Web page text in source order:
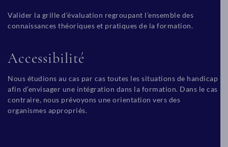
Valider la grille d’évaluation regroupant l’ensemble des
connaissances théoriques et pratiques de la formation.
Accessibilité
Nous étudions au cas par cas toutes les situations de handicap
afin d’envisager une intégration dans la formation. Dans le cas
contraire, nous prévoyons une orientation vers des
organismes appropriés.